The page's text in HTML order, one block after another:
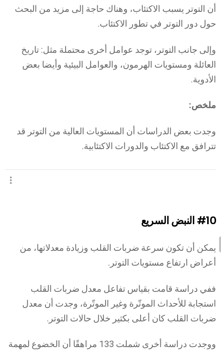
أن التوتر يسبب الاكتئاب، وهناك حاجة إلى مزيد من البحث
حول دور التوتر في تطور الاكتئاب.
وإلى جانب التوتر، توجد عوامل أخرى محتملة مثل: تاريخ
العائلة ومستويات الهرمون، والعوامل البيئية وأيضا بعض
الأدوية.
ملخص:
وجدت بعض الدراسات أن المستويات العالية من التوتر قد
تترافق مع الاكتئاب والدورات الاكتئابية.
#10 النبض السريع
يمكن أن تكون سرعة ضربات القلب وزيادة معدلاتها، من
أعراض ارتفاع مستويات التوتر.
ففي دراسة قامت بقياس تفاعل معدل ضربات القلب
استجابة للأحداث الموتّرة وغير الموتّرة، وجدت أن معدل
ضربات القلب كان أعلى بكثير خلال حالات التوتر.
ووجدت دراسة أخرى شملت 133 مراهقًا أن الخضوع لمهمة